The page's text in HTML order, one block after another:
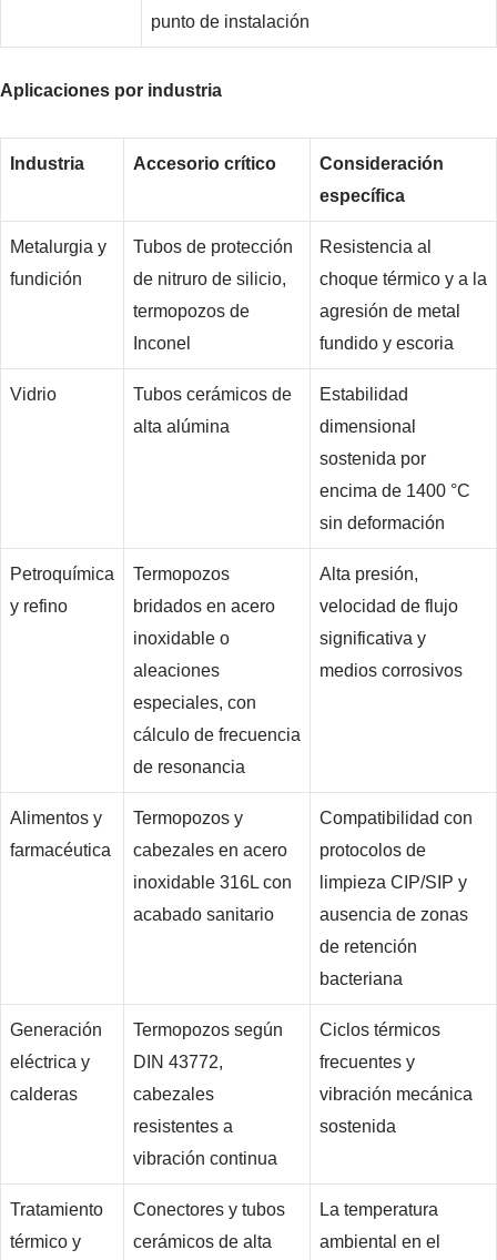
punto de instalación
Aplicaciones por industria
Industria Accesorio crítico
Consideración
específica
Metalurgia y
fundición
Tubos de protección
de nitruro de silicio,
termopozos de
Inconel
Resistencia al
choque térmico y a la
agresión de metal
fundido y escoria
Vidrio
Tubos cerámicos de
alta alúmina
Estabilidad
dimensional
sostenida por
encima de 1400 °C
sin deformación
Petroquímica
y refino
Termopozos
bridados en acero
inoxidable o
aleaciones
especiales, con
cálculo de frecuencia
de resonancia
Alta presión,
velocidad de flujo
significativa y
medios corrosivos
Alimentos y
farmacéutica
Termopozos y
cabezales en acero
inoxidable 316L con
acabado sanitario
Compatibilidad con
protocolos de
limpieza CIP/SIP y
ausencia de zonas
de retención
bacteriana
Generación
eléctrica y
calderas
Termopozos según
DIN 43772,
cabezales
resistentes a
vibración continua
Ciclos térmicos
frecuentes y
vibración mecánica
sostenida
Tratamiento
térmico y
Conectores y tubos
cerámicos de alta
La temperatura
ambiental en el